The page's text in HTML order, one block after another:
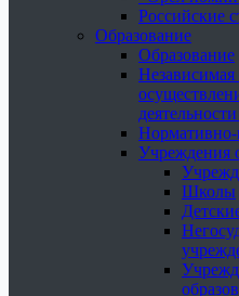
Российские
Образование
Образование
Независимая
Учреждения
Школы